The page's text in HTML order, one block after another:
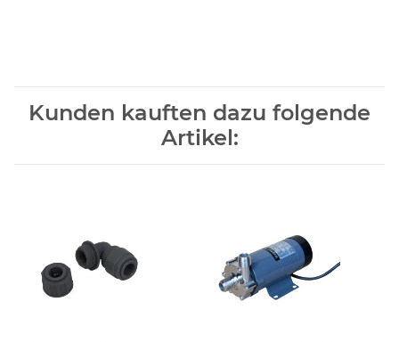
Kunden kauften dazu folgende
Artikel: